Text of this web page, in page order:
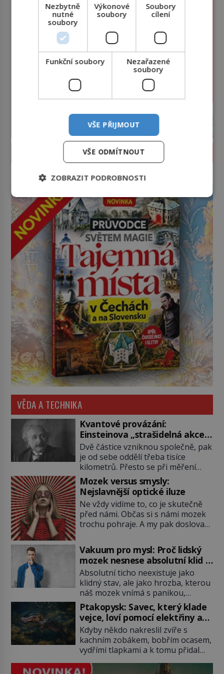
PROLISTOVAT ČASOPIS
reklama
VĚDA A TECHNIKA
Kvantové provázání:
Einsteinova „strašidelná akce
na dálku“ dál mate i fascinuje
vědce
Dvě částice vzniknou společně, pak
je od sebe oddělí třeba tisíce
kilometrů. Přesto se při měření
chovají, jako by mezi nimi
existovalo neviditelné pouto. Albert
Einstein tomu s jistou dávkou
ironie říká „strašidelná akce na
dálku“ a dlouhá desetiletí věří, že
musí existovat jednodušší
však ukazují, že kvantový svět
funguje jinak, než […]
Mozek versus smysly:
Nejslavnější optické iluze
Ne vždy vidíme to, co je skutečně
před námi. Občas si s námi mozek
trochu pohraje. A my pak doslova
vznikají ty nejpodivnější optické
iluze? Soustřeď se na to hlavní!
TROXLERŮV EFEKT Náš mozek
zvládne zpracovat hodně informací.
Všechny na světě ale nikoliv, musí
si vybírat! Jak to dělá? Když se […]
Vakuum pro mysl: Proč lidský
mozek nesnese absolutní klid a
začne si vymýšlet horory
Absolutní ticho neexistuje jako
klidný stav, ale jako hrozba, kterou
náš mozek vnímá s panikou,
protože bez vnějších podnětů
začne okamžitě produkovat vlastní
děsivé iluze. Představte si místnost,
kde zmizí veškerý šum světa. Žádné
auta, žádný šepot, nic. Místo
vytoužené oázy klidu však
okamžitě nastoupí hluboké
Ptakopysk: Savec, který klade
vejce, loví pomocí elektřiny a
brání se jedem
Kdyby někdo nakreslil zvíře s
kachním zobákem, bobřím ocasem,
vydřími tlapkami a k tomu přidal
by si nejspíš mysleli, že jde o
Nezbytně
nutné
soubory
Výkonové
soubory
Soubory
cílení
Funkční soubory
Nezařazené
soubory
VŠE PŘIJMOUT
VŠE ODMÍTNOUT
ZOBRAZIT PODROBNOSTI